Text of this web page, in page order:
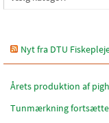
Nyt fra DTU
Årets produktion af
Tunmærkning